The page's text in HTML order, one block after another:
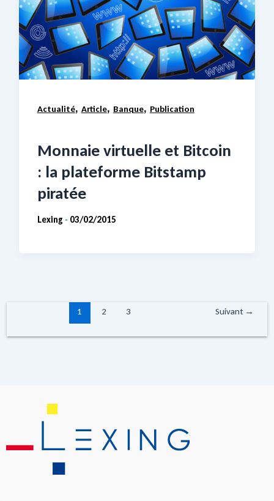
Actualité, Article, Banque, Publication
Monnaie virtuelle et Bitcoin
: la plateforme Bitstamp
piratée
Lexing - 03/02/2015
1 2 3 Suivant →